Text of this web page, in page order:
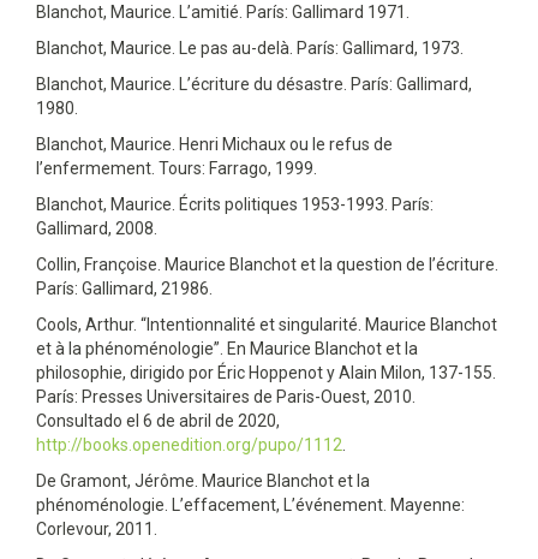
Blanchot, Maurice. L’amitié. París: Gallimard 1971.
Blanchot, Maurice. Le pas au-delà. París: Gallimard, 1973.
Blanchot, Maurice. L’écriture du désastre. París: Gallimard,
1980.
Blanchot, Maurice. Henri Michaux ou le refus de
l’enfermement. Tours: Farrago, 1999.
Blanchot, Maurice. Écrits politiques 1953-1993. París:
Gallimard, 2008.
Collin, Françoise. Maurice Blanchot et la question de l’écriture.
París: Gallimard, 21986.
Cools, Arthur. “Intentionnalité et singularité. Maurice Blanchot
et à la phénoménologie”. En Maurice Blanchot et la
philosophie, dirigido por Éric Hoppenot y Alain Milon, 137-155.
París: Presses Universitaires de Paris-Ouest, 2010.
Consultado el 6 de abril de 2020,
http://books.openedition.org/pupo/1112
De Gramont, Jérôme. Maurice Blanchot et la
phénoménologie. L’effacement, L’événement. Mayenne:
Corlevour, 2011.